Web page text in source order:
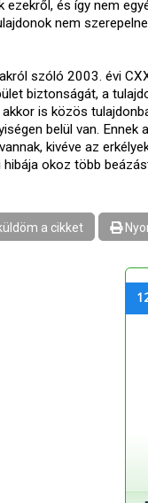
ezekről, és így nem
nem
szóló 2003. évi
biztonságát, a
is közös
belül van.
kivéve az
hibája okoz több
a cikket